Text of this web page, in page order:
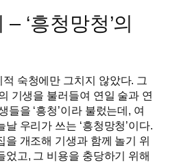
‘흥청망청’의
숙청에만 그치지 않았다. 그
기생을 불러들여 연일 술과 연
들을 ‘흥청’이라 불렀는데, 여
우리가 쓰는 ‘흥청망청’이다.
을 개조해 기생과 함께 놀기 위
었고, 그 비용을 충당하기 위해